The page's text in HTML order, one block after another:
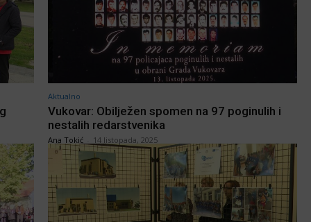
Aktualno
Vukovar: Obilježen spomen na 97 poginulih i
nestalih redarstvenika
Ana Tokić 14 listopada, 2025